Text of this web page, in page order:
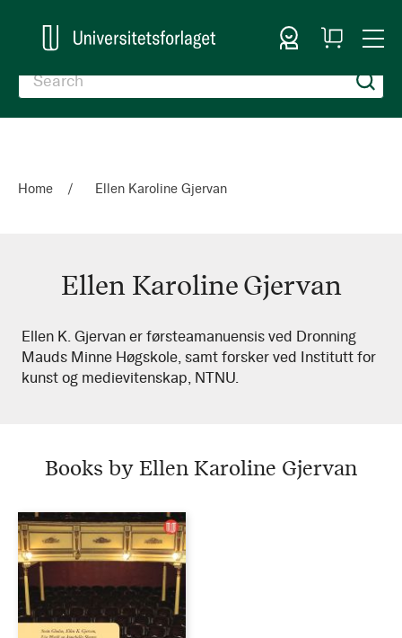
Sign In
My
Cart
Home Ellen Karoline Gjervan
Ellen Karoline Gjervan
Ellen
Karoline
Ellen K. Gjervan er førsteamanuensis ved Dronning
Mauds Minne Høgskole, samt forsker ved Institutt for
kunst og medievitenskap, NTNU.
Books by Ellen Karoline Gjervan